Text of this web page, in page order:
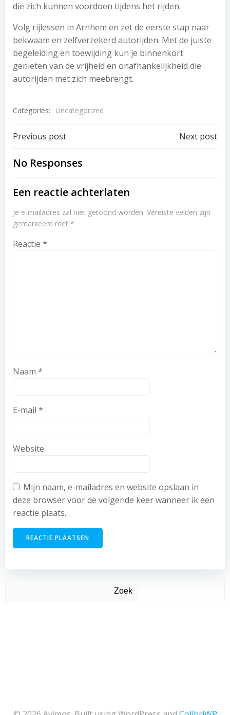
die zich kunnen voordoen tijdens het rijden.
Volg rijlessen in Arnhem en zet de eerste stap naar
bekwaam en zelfverzekerd autorijden. Met de juiste
begeleiding en toewijding kun je binnenkort
genieten van de vrijheid en onafhankelijkheid die
autorijden met zich meebrengt.
Categories: Uncategorized
Post
navigation
Previous post Next post
No Responses
Een reactie achterlaten
Je e-mailadres zal niet getoond worden. Vereiste velden zijn
gemarkeerd met *
Reactie *
Naam *
E-mail *
Website
Mijn naam, e-mailadres en website opslaan in
deze browser voor de volgende keer wanneer ik een
reactie plaats.
Zoek